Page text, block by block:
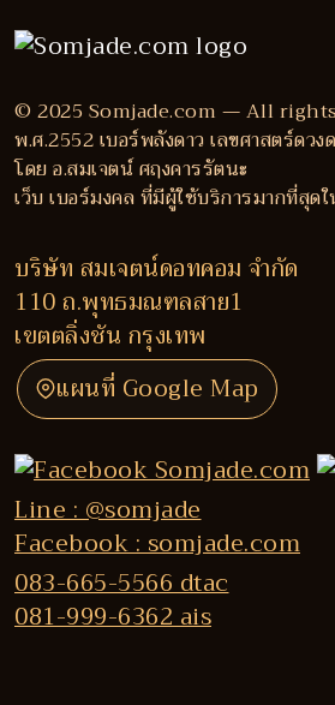
© 2025 Somjade.com — All
พ.ศ.2552 เบอร์พลังดาว เลขศาสตร์ดวง
โดย อ.สมเจตน์ ศฤงคารรัตนะ
เว็บ เบอร์มงคล ที่มีผู้ใช้บริการมากที่สุด
บริษัท สมเจตน์ดอทคอม จำกัด
110 ถ.พุทธมณฑลสาย1
เขตตลิ่งชัน กรุงเทพ
แผนที่ Google Map
Line : @somjade
Facebook : somjade.com
083-665-5566 dtac
081-999-6362 ais